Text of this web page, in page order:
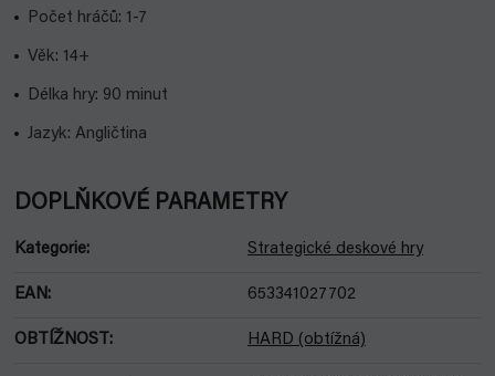
Počet hráčů: 1-7
Věk: 14+
Délka hry: 90 minut
Jazyk: Angličtina
DOPLŇKOVÉ PARAMETRY
Kategorie: Strategické deskové hry
EAN: 653341027702
OBTÍŽNOST : HARD (obtížná)